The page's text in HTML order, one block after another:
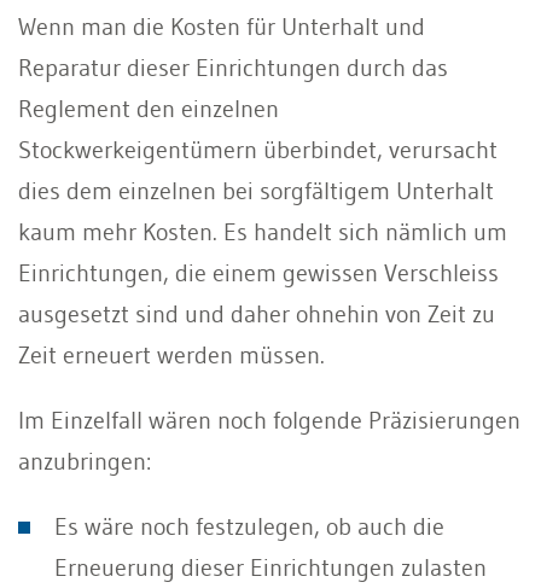
Wenn man die Kosten für Unterhalt und
Reparatur dieser Einrichtungen durch das
Reglement den einzelnen
Stockwerkeigentümern überbindet, verursacht
dies dem einzelnen bei sorgfältigem Unterhalt
kaum mehr Kosten. Es handelt sich nämlich um
Einrichtungen, die einem gewissen Verschleiss
ausgesetzt sind und daher ohnehin von Zeit zu
Zeit erneuert werden müssen.
Im Einzelfall wären noch folgende Präzisierungen
anzubringen:
Es wäre noch festzulegen, ob auch die
Erneuerung dieser Einrichtungen zulasten